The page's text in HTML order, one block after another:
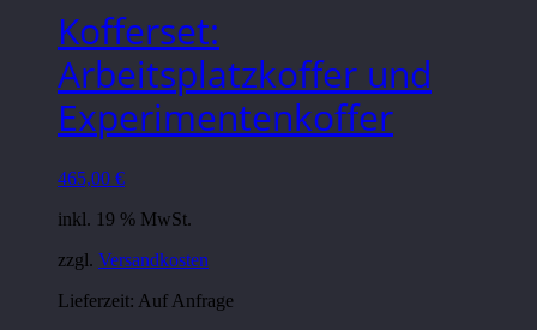
Kofferset:
Arbeitsplatzkoffer und
Experimentenkoffer
465,00 €
inkl. 19 % MwSt.
zzgl. Versandkosten
Lieferzeit: Auf Anfrage